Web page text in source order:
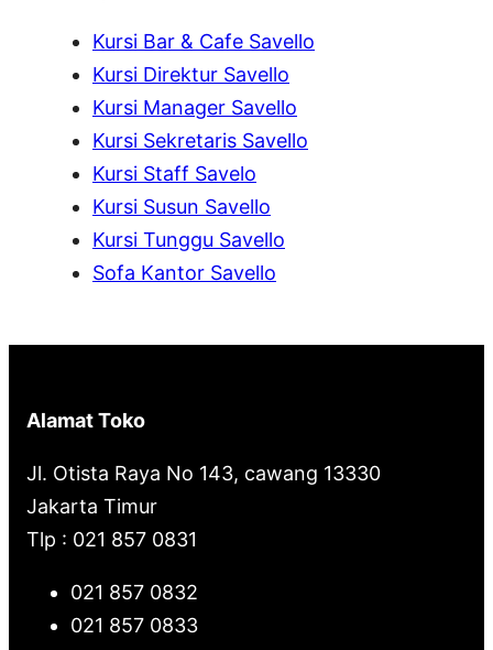
Kursi Bar & Cafe Savello
Kursi Direktur Savello
Kursi Manager Savello
Kursi Sekretaris Savello
Kursi Staff Savelo
Kursi Susun Savello
Kursi Tunggu Savello
Sofa Kantor Savello
Alamat Toko
Jl. Otista Raya No 143, cawang 13330
Jakarta Timur
Tlp : 021 857 0831
021 857 0832
021 857 0833